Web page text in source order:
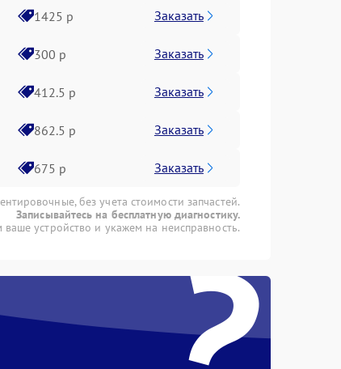
1425 р Заказать
300 р Заказать
412.5 р Заказать
862.5 р Заказать
675 р Заказать
без учета стоимости запчастей.
Записывайтесь на бесплатную диагностику.
устройство и укажем на неисправность.